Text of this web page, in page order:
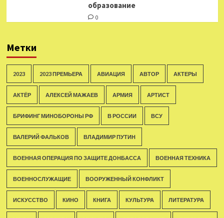
образование
0
Метки
2023 2023 ПРЕМЬЕРА АВИАЦИЯ АВТОР АКТЕРЫ
АКТЁР АЛЕКСЕЙ МАЖАЕВ АРМИЯ АРТИСТ
БРИФИНГ МИНОБОРОНЫ РФ В РОССИИ ВСУ
ВАЛЕРИЙ ФАЛЬКОВ ВЛАДИМИР ПУТИН
ВОЕННАЯ ОПЕРАЦИЯ ПО ЗАЩИТЕ ДОНБАССА ВОЕННАЯ ТЕХНИКА
ВОЕННОСЛУЖАЩИЕ ВООРУЖЕННЫЙ КОНФЛИКТ
ИСКУССТВО КИНО КНИГА КУЛЬТУРА ЛИТЕРАТУРА